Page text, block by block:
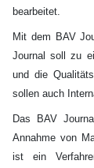
bearbeitet.
Mit dem BAV
Journal soll zu
und die
sollen auch
Das BAV
Annahme von
ist ein